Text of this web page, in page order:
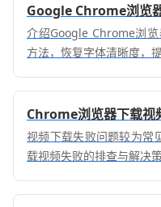
Google Chrome浏览
介绍Google Chrome浏
方法，恢复字体清晰度，
Chrome浏览器下载视
视频下载失败问题较为常
载视频失败的排查与解决